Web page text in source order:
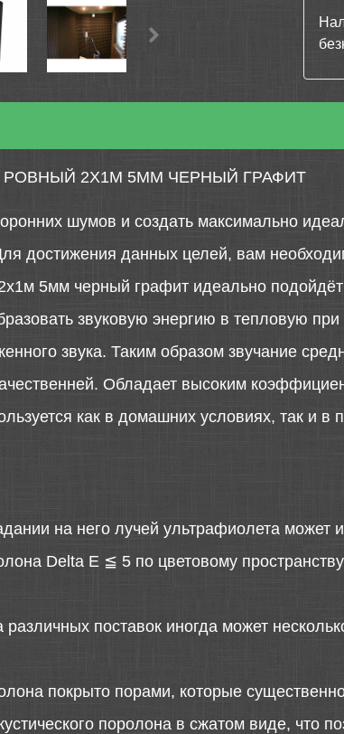
РОВНЫЙ 2Х1М 5ММ ЧЕРНЫЙ ГРАФИТ
шумов и создать максимально
достижения данных целей, вам
5мм черный графит идеально подойдёт
звуковую энергию в тепловую
звука. Таким образом звучание
Обладает высоким
как в домашних условиях, так и в
на него лучей ультрафиолета может
Delta E ≦ 5 по цветовому
различных поставок иногда может
покрыто порами, которые
поролона в сжатом виде, что